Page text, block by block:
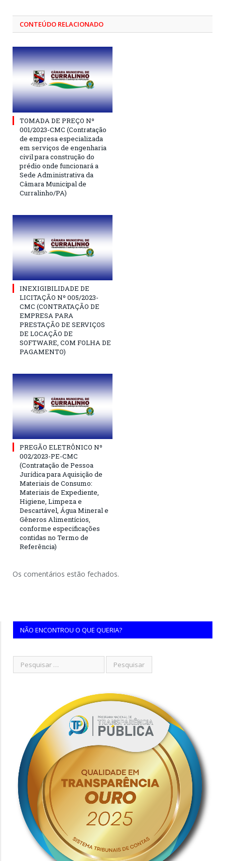
CONTEÚDO RELACIONADO
TOMADA DE PREÇO Nº
001/2023-CMC (Contratação
de empresa especializada
em serviços de engenharia
civil para construção do
prédio onde funcionará a
Sede Administrativa da
Câmara Municipal de
Curralinho/PA)
INEXIGIBILIDADE DE
LICITAÇÃO Nº 005/2023-
CMC (CONTRATAÇÃO DE
EMPRESA PARA
PRESTAÇÃO DE SERVIÇOS
DE LOCAÇÃO DE
SOFTWARE, COM FOLHA DE
PAGAMENTO)
PREGÃO ELETRÔNICO Nº
002/2023-PE-CMC
(Contratação de Pessoa
Jurídica para Aquisição de
Materiais de Consumo:
Materiais de Expediente,
Higiene, Limpeza e
Descartável, Água Mineral e
Gêneros Alimentícios,
conforme especificações
contidas no Termo de
Referência)
Os comentários estão fechados.
NÃO ENCONTROU O QUE QUERIA?